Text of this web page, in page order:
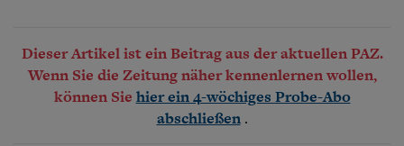
Dieser Artikel ist ein Beitrag aus der aktuellen PAZ.
Wenn Sie die Zeitung näher kennenlernen wollen,
können Sie hier ein 4-wöchiges Probe-Abo
abschließen .